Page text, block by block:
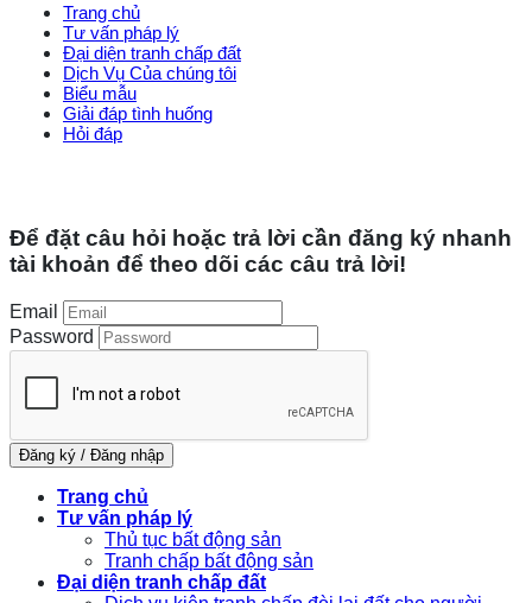
Trang chủ
Tư vấn pháp lý
Đại diện tranh chấp đất
Dịch Vụ Của chúng tôi
Biểu mẫu
Giải đáp tình huống
Hỏi đáp
Để đặt câu hỏi hoặc trả lời cần đăng ký nhanh
tài khoản để theo dõi các câu trả lời!
Email
Password
Đăng ký / Đăng nhập
Trang chủ
Tư vấn pháp lý
Thủ tục bất động sản
Tranh chấp bất động sản
Đại diện tranh chấp đất